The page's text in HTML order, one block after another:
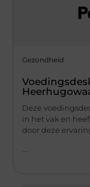
Gezondheid
Deze
in het vak en
door deze